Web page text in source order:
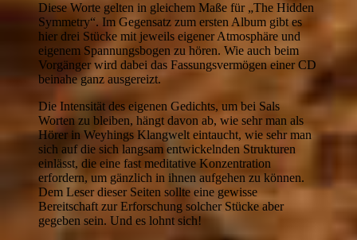
Diese Worte gelten in gleichem Maße für „The Hidden
Symmetry“. Im Gegensatz zum ersten Album gibt es
hier drei Stücke mit jeweils eigener Atmosphäre und
eigenem Spannungsbogen zu hören. Wie auch beim
Vorgänger wird dabei das Fassungsvermögen einer CD
beinahe ganz ausgereizt.
Die Intensität des eigenen Gedichts, um bei Sals
Worten zu bleiben, hängt davon ab, wie sehr man als
Hörer in Weyhings Klangwelt eintaucht, wie sehr man
sich auf die sich langsam entwickelnden Strukturen
einlässt, die eine fast meditative Konzentration
erfordern, um gänzlich in ihnen aufgehen zu können.
Dem Leser dieser Seiten sollte eine gewisse
Bereitschaft zur Erforschung solcher Stücke aber
gegeben sein. Und es lohnt sich!